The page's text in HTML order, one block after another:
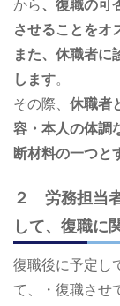
から、復職の可
させることをオ
また、休職者に
します。
その際、 休職者
容・本人の体調
断材料の一つと
２ 労務担当
して、復職に
復職後に予定し
て、・復職させ